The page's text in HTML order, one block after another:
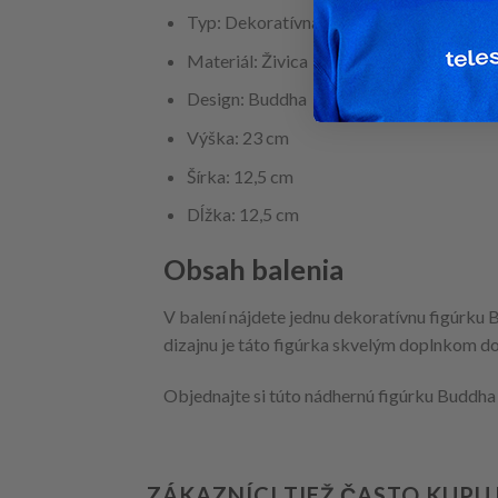
Typ: Dekoratívna figúrka
Materiál: Živica
Design: Buddha
Výška: 23 cm
Šírka: 12,5 cm
Dĺžka: 12,5 cm
Obsah balenia
V balení nájdete jednu dekoratívnu figúrku
dizajnu je táto figúrka skvelým doplnkom
Objednajte si túto nádhernú figúrku